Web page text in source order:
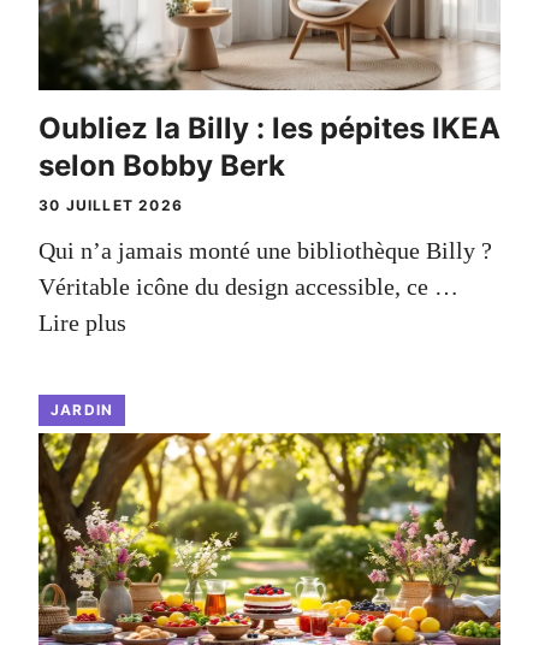
Oubliez la Billy : les pépites IKEA
selon Bobby Berk
30 JUILLET 2026
Qui n’a jamais monté une bibliothèque Billy ?
Véritable icône du design accessible, ce …
Lire plus
JARDIN